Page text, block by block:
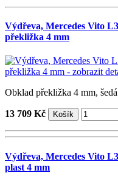
Výdřeva, Mercedes Vito
překližka 4 mm
Obklad překližka 4 mm,
13 709 Kč
Výdřeva, Mercedes Vito
plast 4 mm